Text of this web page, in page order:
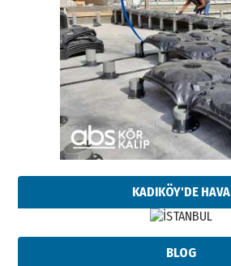
KADIKÖY'DE HAVA
BLOG